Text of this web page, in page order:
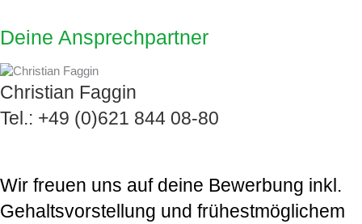
Deine Ansprechpartner
Christian Faggin
Tel.: +49 (0)621 844 08-80
Wir freuen uns auf deine Bewerbung inkl.
Gehaltsvorstellung und frühestmöglichem